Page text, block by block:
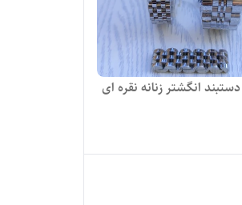
انگشتر زنانه نقره ای